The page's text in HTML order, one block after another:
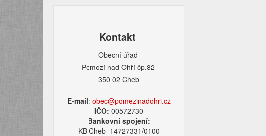
Kontakt
Obecní úřad
Pomezí nad Ohří čp.82
350 02 Cheb
E-mail: obec@pomezinadohri.cz
IČO:00572730
Bankovní spojení:
KB Cheb 14727331/0100